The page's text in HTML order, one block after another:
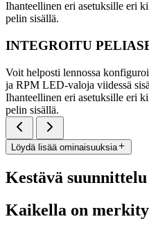
Ihanteellinen eri asetuksille eri
pelin sisällä.
INTEGROITU
Voit helposti lennossa
ja RPM LED-valoja viidessä
Ihanteellinen eri asetuksille eri
pelin sisällä.
Löydä lisää ominaisuuksia
Kestävä suunnittelu
Kaikella on